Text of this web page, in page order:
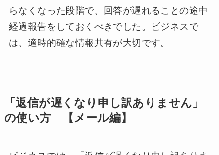
らなくなった段階で、回答が遅れることの途中
経過報告をしておくべきでした。ビジネスで
は、適時的確な情報共有が大切です。
「返信が遅くなり申し訳ありません」
の使い方 【メール編】